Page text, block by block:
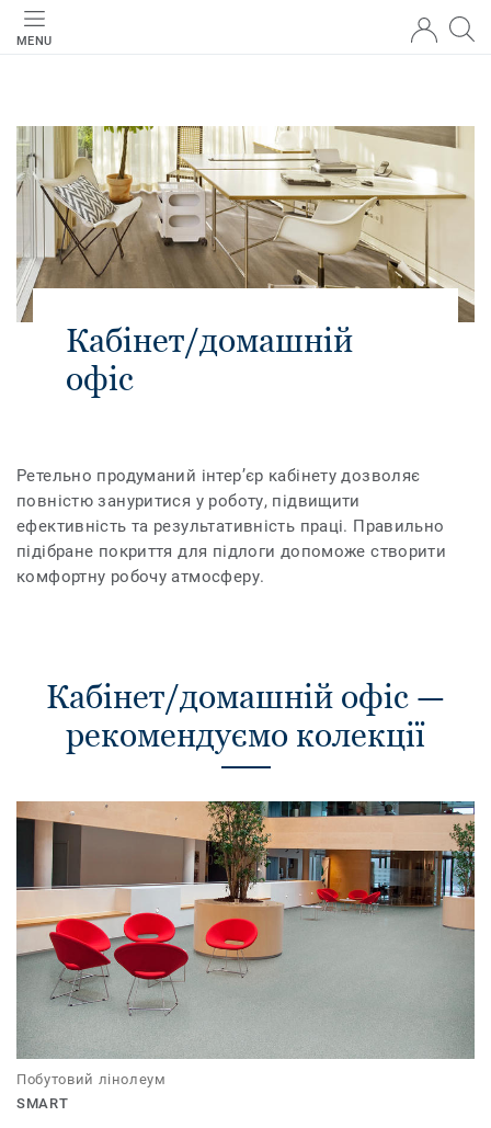
MENU
Кабінет/домашній
офіс
Ретельно продуманий інтер’єр кабінету дозволяє
повністю зануритися у роботу, підвищити
ефективність та результативність праці. Правильно
підібране покриття для підлоги допоможе створити
комфортну робочу атмосферу.
Кабінет/домашній офіс —
рекомендуємо колекції
Побутовий лінолеум
SMART